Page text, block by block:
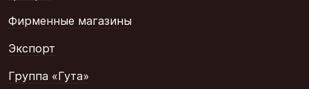
Фирменные магазины
Экспорт
Группа «Гута»